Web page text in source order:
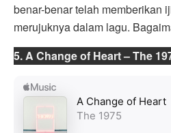
benar-benar telah memberikan
merujuknya dalam lagu.
5. A Change of Heart – The